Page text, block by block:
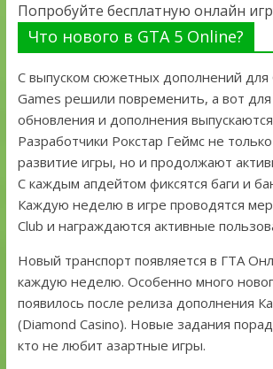
Попробуйте бесплатную онлайн
Что нового в GTA 5 Online?
С выпуском сюжетных дополнений для
Games решили повременить, а вот для
обновления и дополнения
Разработчики Рокстар Геймс не
развитие игры, но и продолжают
С каждым апдейтом фиксятся баги и
Каждую неделю в игре проводятся
Club и награждаются активные
Новый транспорт появляется в ГТА
каждую неделю. Особенно много
появилось после релиза дополнения
(Diamond Casino). Новые задания
кто не любит азартные игры.